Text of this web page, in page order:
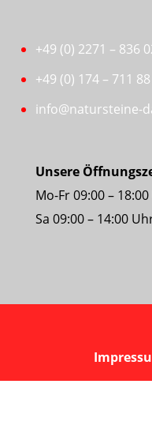
+49 (0) 2271 – 836
+49 (0) 174 – 711
info@natursteine-
Unsere
Mo-Fr 09:00 –
Sa 09:00 – 14:00